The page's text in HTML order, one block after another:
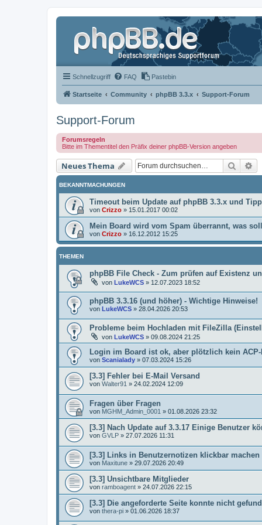
Schnellzugriff FAQ Pastebin
Startseite Community phpBB 3.3.x Support-Forum
Support-Forum
Forumsregeln
Bitte im Thementitel den Präfix deiner phpBB-Version angeben
Neues Thema Suche
BEKANNTMACHUNGEN
Timeout beim Update auf phpBB 3.3.x und
von Crizzo » 15.01.2017 00:02
Mein Board wird vom Spam überrannt, was
von Crizzo » 16.12.2012 15:25
THEMEN
phpBB File Check - Zum prüfen auf Existenz
von LukeWCS » 12.07.2023 18:52
phpBB 3.3.16 (und höher) - Wichtige Hinweise!
von LukeWCS » 28.04.2026 20:53
Probleme beim Hochladen mit FileZilla
von LukeWCS » 09.08.2024 21:25
Login im Board ist ok, aber plötzlich kein
von Scanialady » 07.03.2024 15:26
[3.3] Fehler bei E-Mail Versand
von Walter91 » 24.02.2024 12:09
Fragen über Fragen
von MGHM_Admin_0001 » 01.08.2026 23:32
[3.3] Nach Update auf 3.3.17 Einige Benutzer
von GVLP » 27.07.2026 11:31
[3.3] Links in Benutzernotizen klickbar machen
von Maxitune » 29.07.2026 20:49
[3.3] Unsichtbare Mitglieder
von ramboagent » 24.07.2026 22:15
[3.3] Die angeforderte Seite konnte nicht
von thera-pi » 01.06.2026 18:37